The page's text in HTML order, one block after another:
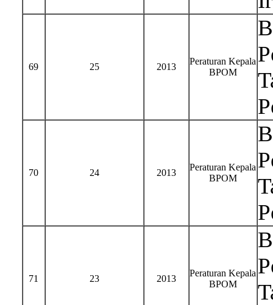
69 25 2013
Peraturan Kepala
BPOM
70 24 2013
Peraturan Kepala
BPOM
71 23 2013
Peraturan Kepala
BPOM